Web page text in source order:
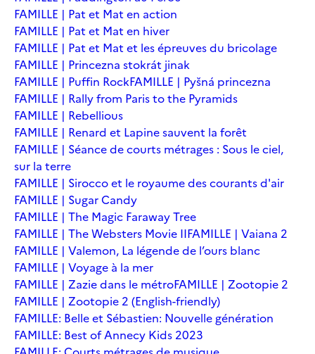
FAMILLE | Pat et Mat en action
FAMILLE | Pat et Mat en hiver
FAMILLE | Pat et Mat et les épreuves du bricolage
FAMILLE | Princezna stokrát jinak
FAMILLE | Puffin RockFAMILLE | Pyšná princezna
FAMILLE | Rally from Paris to the Pyramids
FAMILLE | Rebellious
FAMILLE | Renard et Lapine sauvent la forêt
FAMILLE | Séance de courts métrages : Sous le ciel,
sur la terre
FAMILLE | Sirocco et le royaume des courants d'air
FAMILLE | Sugar Candy
FAMILLE | The Magic Faraway Tree
FAMILLE | The Websters Movie IIFAMILLE | Vaiana 2
FAMILLE | Valemon, La légende de l’ours blanc
FAMILLE | Voyage à la mer
FAMILLE | Zazie dans le métroFAMILLE | Zootopie 2
FAMILLE | Zootopie 2 (English-friendly)
FAMILLE: Belle et Sébastien: Nouvelle génération
FAMILLE: Best of Annecy Kids 2023